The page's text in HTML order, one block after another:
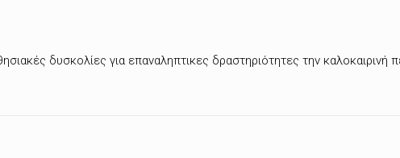
δυσκολίες για επαναληπτικες δραστηριότητες την καλοκαιρινή